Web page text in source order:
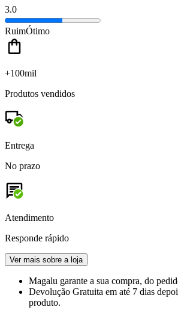
3.0
RuimÓtimo
+100mil
Produtos vendidos
Entrega
No prazo
Atendimento
Responde rápido
Ver mais sobre a loja
Magalu garante a sua compra, do
Devolução Gratuita em até 7 dias
produto.